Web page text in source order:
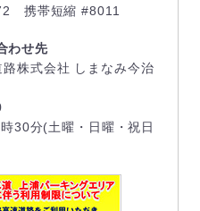
携帯短縮 #8011
わせ先
株式会社 しまなみ今治
30分(土曜・日曜・祝日